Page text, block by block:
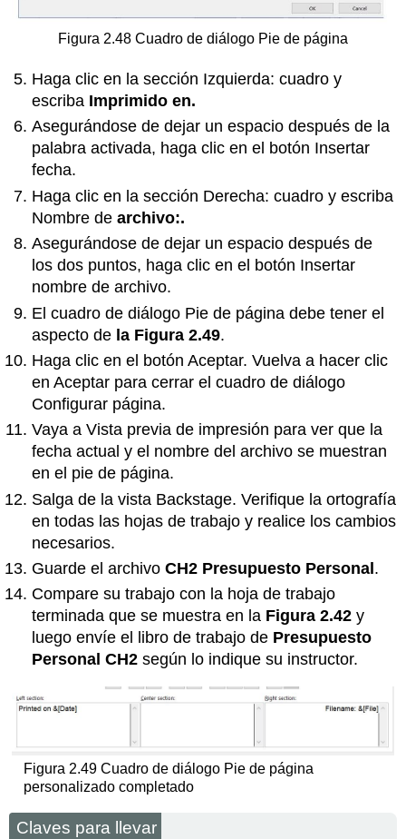
Figura 2.48 Cuadro de diálogo Pie de página
Haga clic en la sección Izquierda: cuadro y
escriba Imprimido en.
Asegurándose de dejar un espacio después de la
palabra activada, haga clic en el botón Insertar
fecha.
Haga clic en la sección Derecha: cuadro y escriba
Nombre dearchivo:.
Asegurándose de dejar un espacio después de
los dos puntos, haga clic en el botón Insertar
nombre de archivo.
El cuadro de diálogo Pie de página debe tener el
aspecto de la Figura 2.49.
Haga clic en el botón Aceptar. Vuelva a hacer clic
en Aceptar para cerrar el cuadro de diálogo
Configurar página.
Vaya a Vista previa de impresión para ver que la
fecha actual y el nombre del archivo se muestran
en el pie de página.
Salga de la vista Backstage. Verifique la ortografía
en todas las hojas de trabajo y realice los cambios
necesarios.
Guarde el archivoCH2 Presupuesto Personal .
Compare su trabajo con la hoja de trabajo
terminada que se muestra en la Figura 2.42 y
luego envíe el
libro de trabajo de Presupuesto
Personal CH2 según lo indique su instructor.
Figura 2.49 Cuadro de diálogo Pie de página
personalizado completado
Claves para llevar